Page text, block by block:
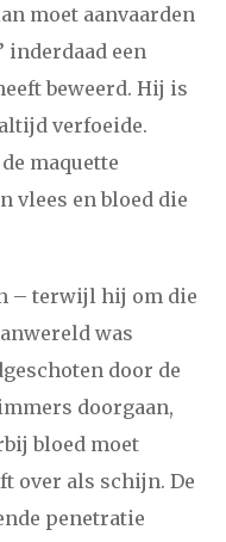
moet aanvaarden
inderdaad een
beweerd. Hij is
verfoeide.
maquette
vlees en bloed die
– terwijl hij om die
was
door de
doorgaan,
bloed moet
over als schijn. De
penetratie